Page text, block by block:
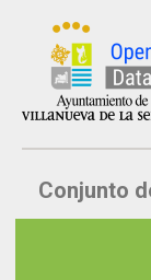
Inicio
Datos
Conjunto